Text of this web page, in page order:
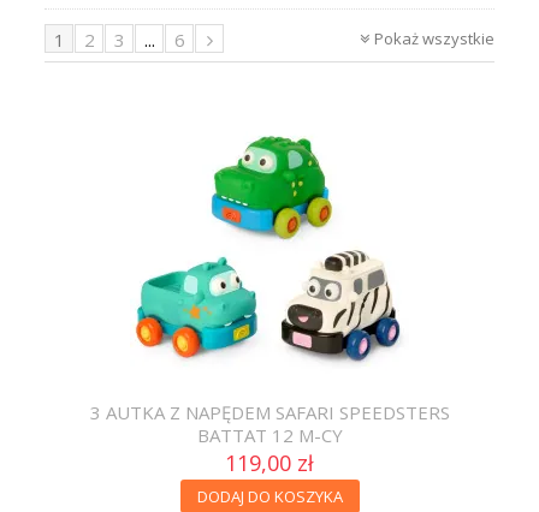
Pokaż wszystkie
1 2 3 ... 6
3 AUTKA Z NAPĘDEM SAFARI SPEEDSTERS
BATTAT 12 M-CY
119,00 zł
DODAJ DO KOSZYKA